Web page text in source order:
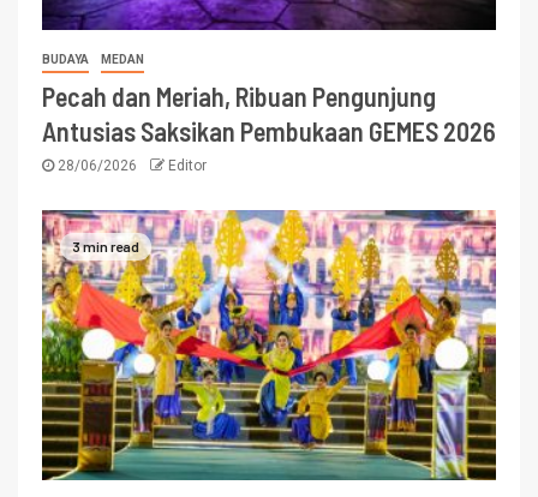
BUDAYA MEDAN
Pecah dan Meriah, Ribuan Pengunjung
Antusias Saksikan Pembukaan GEMES 2026
28/06/2026 Editor
3 min read